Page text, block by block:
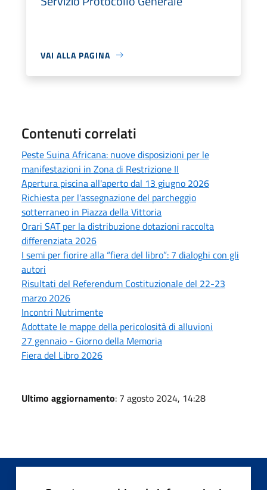
VAI ALLA PAGINA
Contenuti correlati
Peste Suina Africana: nuove disposizioni per le
manifestazioni in Zona di Restrizione II
Apertura piscina all'aperto dal 13 giugno 2026
Richiesta per l'assegnazione del parcheggio
sotterraneo in Piazza della Vittoria
Orari SAT per la distribuzione dotazioni raccolta
differenziata 2026
I semi per fiorire alla “fiera del libro”: 7 dialoghi con gli
autori
Risultati del Referendum Costituzionale del 22-23
marzo 2026
Incontri Nutrimente
Adottate le mappe della pericolosità di alluvioni
27 gennaio - Giorno della Memoria
Fiera del Libro 2026
Ultimo aggiornamento: 7 agosto 2024, 14:28